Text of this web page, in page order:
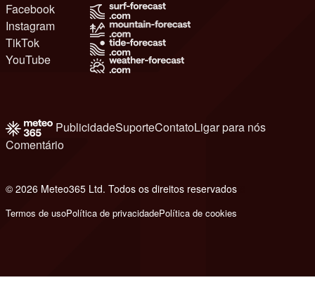
Facebook
Instagram
TikTok
YouTube
PublicidadeSuporteContatoLigar para nós
Comentário
© 2026 Meteo365 Ltd. Todos os direitos reservados
Termos de usoPolítica de privacidadePolítica de cookies